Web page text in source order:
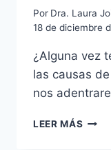
Por Dra. Laura
18 de diciembre
¿Alguna vez
las causas
nos
LEER MÁS